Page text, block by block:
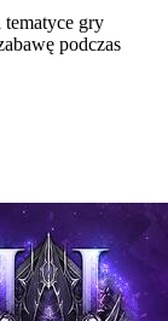
tematyce gry
podczas